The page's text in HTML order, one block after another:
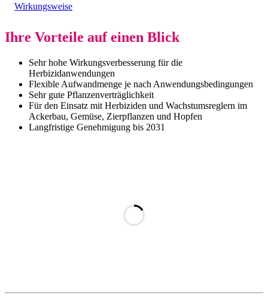
Wirkungsweise
Ihre Vorteile auf einen Blick
Sehr hohe Wirkungsverbesserung für die
Herbizidanwendungen
Flexible Aufwandmenge je nach Anwendungsbedingungen
Sehr gute Pflanzenverträglichkeit
Für den Einsatz mit Herbiziden und Wachstumsreglern im
Ackerbau, Gemüse, Zierpflanzen und Hopfen
Langfristige Genehmigung bis 2031